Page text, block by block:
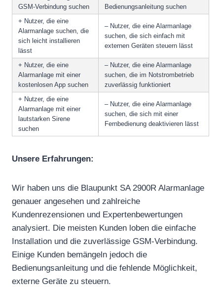
GSM-Verbindung suchen
Bedienungsanleitung suchen
+ Nutzer, die eine
Alarmanlage suchen, die
sich leicht installieren
lässt
– Nutzer, die eine Alarmanlage
suchen, die sich einfach mit
externen Geräten steuern lässt
+ Nutzer, die eine
Alarmanlage mit einer
kostenlosen App suchen
– Nutzer, die eine Alarmanlage
suchen, die im Notstrombetrieb
zuverlässig funktioniert
+ Nutzer, die eine
Alarmanlage mit einer
lautstarken Sirene
suchen
– Nutzer, die eine Alarmanlage
suchen, die sich mit einer
Fernbedienung deaktivieren lässt
Unsere Erfahrungen:
Wir haben uns die Blaupunkt SA 2900R Alarmanlage
genauer angesehen und zahlreiche
Kundenrezensionen und Expertenbewertungen
analysiert. Die meisten Kunden loben die einfache
Installation und die zuverlässige GSM-Verbindung.
Einige Kunden bemängeln jedoch die
Bedienungsanleitung und die fehlende Möglichkeit,
externe Geräte zu steuern.